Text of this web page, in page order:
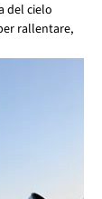
del cielo
rallentare,